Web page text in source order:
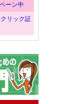
ーン中
リック証